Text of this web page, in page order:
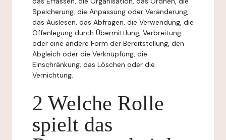
Speicherung, die Anpassung oder Veränderung,
das Auslesen, das Abfragen, die Verwendung, die
Offenlegung durch Übermittlung, Verbreitung
oder eine andere Form der Bereitstellung, den
Abgleich oder die Verknüpfung, die
Einschränkung, das Löschen oder die
Vernichtung.
2 Welche Rolle
spielt das